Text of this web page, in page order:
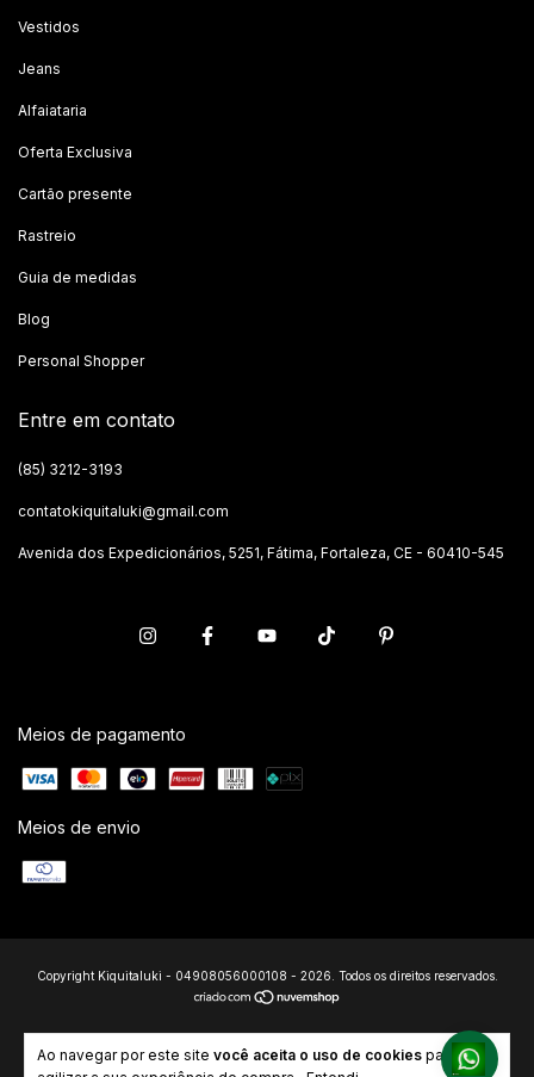
Ao navegar por este site você aceita o uso de cookies para
Vestidos
Jeans
Alfaiataria
Oferta Exclusiva
Cartão presente
Rastreio
Guia de medidas
Blog
Personal Shopper
Entre em contato
(85) 3212-3193
contatokiquitaluki@gmail.com
Avenida dos Expedicionários, 5251, Fátima, Fortaleza, CE - 60410-545
Meios de pagamento
Meios de envio
Copyright Kiquitaluki - 04908056000108 - 2026. Todos os direitos reservados.